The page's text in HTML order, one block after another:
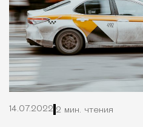
14.07.2022 2 мин. чтения